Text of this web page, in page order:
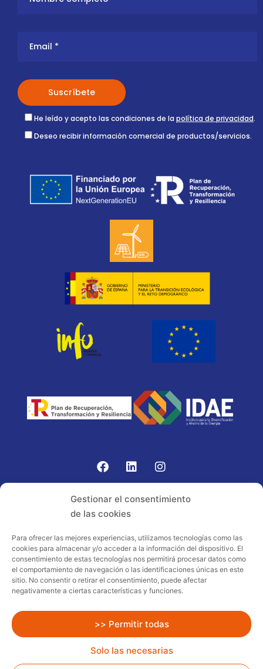
Gestionar el consentimiento
de las cookies
Para ofrecer las mejores experiencias, utilizamos tecnologías como las
cookies para almacenar y/o acceder a la información del dispositivo. El
consentimiento de estas tecnologías nos permitirá procesar datos como
el comportamiento de navegación o las identificaciones únicas en este
sitio. No consentir o retirar el consentimiento, puede afectar
negativamente a ciertas características y funciones.
>> Permitir todas
Solo las necesarias
He leído y acepto las condiciones de la política de privacidad.
Deseo recibir información comercial de productos/servicios.
Proyecto acogido al programa de
incentivos ligados al autoconsumo y
almacenamiento, con fuentes de energía
renovables, así como a la implantación
sector residencial en el marco del Plan
de Recuperación, Transformación y
Resiliencia, financiado por la Unión
Europea – NextGenerationEU